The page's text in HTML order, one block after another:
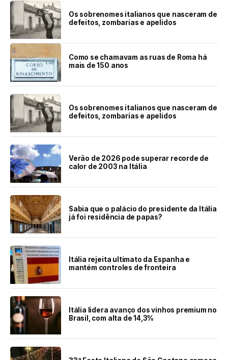
Os sobrenomes italianos que nasceram de
defeitos, zombarias e apelidos
Como se chamavam as ruas de Roma há
mais de 150 anos
Os sobrenomes italianos que nasceram de
defeitos, zombarias e apelidos
Verão de 2026 pode superar recorde de
calor de 2003 na Itália
Sabia que o palácio do presidente da Itália
já foi residência de papas?
Itália rejeita ultimato da Espanha e
mantém controles de fronteira
Itália lidera avanço dos vinhos premium no
Brasil, com alta de 14,3%